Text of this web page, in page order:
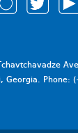
Georgia. Phone: